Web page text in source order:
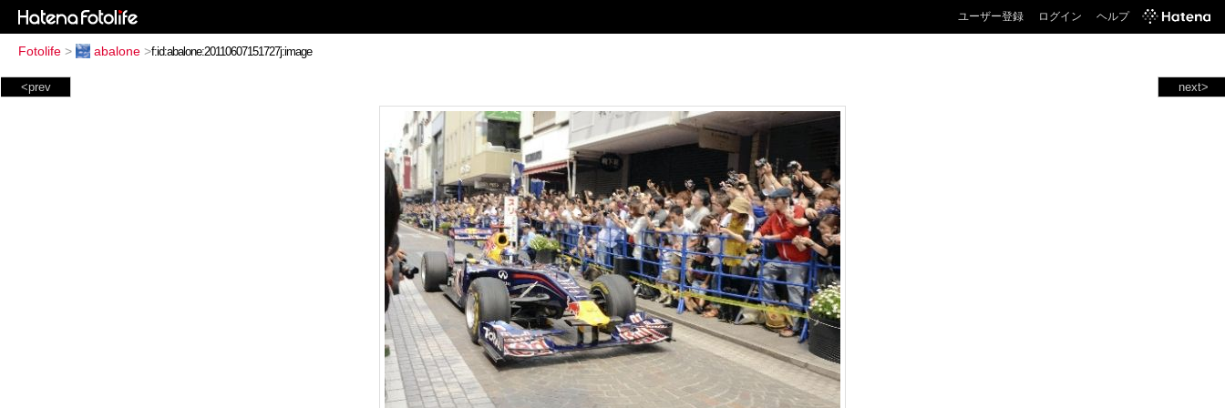
ユーザー登録 ログイン ヘルプ
Fotolife > abalone >
next>
<prev